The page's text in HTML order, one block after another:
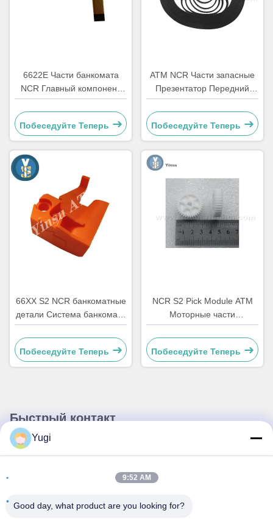
6622E Части банкомата
NCR Главный компонент
для считывания карт
Ремонт
Побеседуйте Теперь
АТМ NCR Части запасные
Презентатор Передний
доступ LVDT ремень
4450544331
Побеседуйте Теперь
66XX S2 NCR банкоматные
детали Система банкомата
аппаратное оборудование
Пластик C Сдвижное замок
4450759179
Побеседуйте Теперь
NCR S2 Pick Module ATM
Моторные части
4450756286 OEM
Побеседуйте Теперь
Быстрый контакт
Адрес
Xingye EastRoad, промышленный парк сообщества
Yugi
9:52 AM
Good day, what product are you looking for?